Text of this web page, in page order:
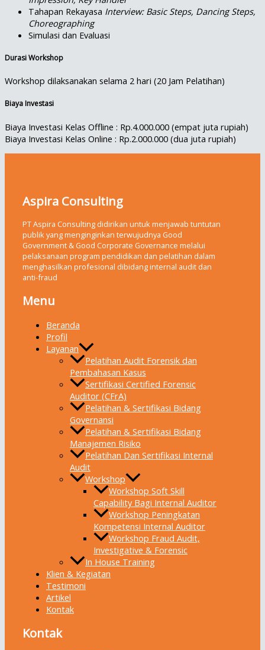
Tahapan Rekayasa Interview: Basic Steps, Dancing Steps,
Choreographing
Simulasi dan Evaluasi
Durasi Workshop
Workshop dilaksanakan selama 2 hari (20 Jam Pelatihan)
Biaya Investasi
Biaya Investasi Kelas Offline : Rp.4.000.000 (empat juta rupiah)
Biaya Investasi Kelas Online : Rp.2.000.000 (dua juta rupiah)
Aspira Consulting
PT Aspira Consulting didirikan untuk menjawab tuntutan
publik yang menginginkan terwujudnya Good
Government & Good Corporate Governance melalui
pelaksanaan program pendidikan dan pelatihan dalam
menghasilkan profesional dibidang internal audit dan
anti-fraud
Menu
Beranda
Profil
Layanan
Pelatihan Audit Forensik dan
Pembahasan Kasus
Sertifikasi Certified Forensic
Auditor (CFrA)
Pelatihan & Sertifikasi Bidang
Governansi
Pelatihan & Sertifikasi Bidang
Manajemen Risiko
Pelatihan Dan Sertifikasi Internal
Audit
Workshop
Workshop Soft Skill
Capability Bagi Internal Auditor
Workshop Peningkatan
Kompetensi Internal Auditor
Workshop Fraud Audit,
Investigative & Forensic
In House Training
Klien & Kegiatan
Testimoni
Artikel
Kontak
Kontak